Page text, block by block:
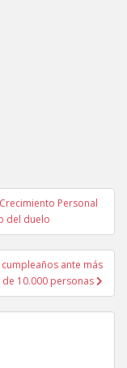
Personal
del duelo
ante más
de 10.000 personas